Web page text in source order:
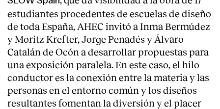
estudiantes procedentes de escuelas de diseño
de toda España, AHEC invitó a Inma Bermúdez
y Moritz Krefter, Jorge Penadés y Álvaro
Catalán de Ocón a desarrollar propuestas para
una exposición paralela. En este caso, el hilo
conductor es la conexión entre la materia y las
personas en el entorno común y los diseños
resultantes fomentan la diversión y el placer